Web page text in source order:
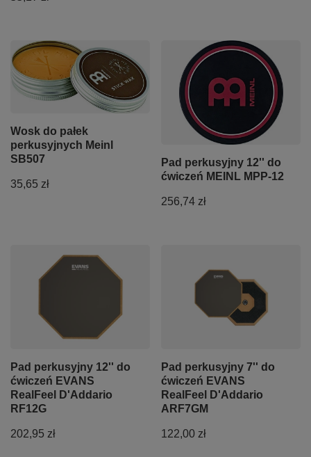
Wosk do pałek
perkusyjnych Meinl
SB507
35,65 zł
Pad perkusyjny 12'' do
ćwiczeń MEINL MPP-12
256,74 zł
Pad perkusyjny 12'' do
ćwiczeń EVANS
RealFeel D'Addario
RF12G
202,95 zł
Pad perkusyjny 7'' do
ćwiczeń EVANS
RealFeel D'Addario
ARF7GM
122,00 zł